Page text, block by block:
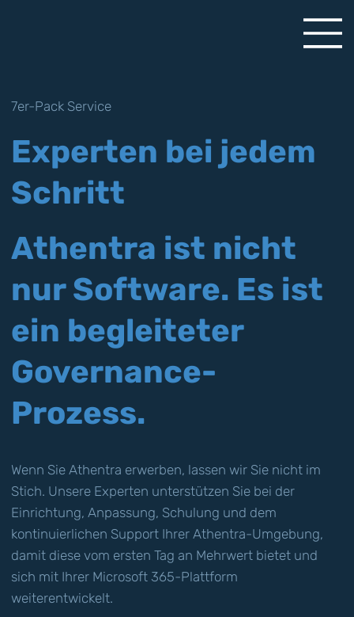
7er-Pack Service
Experten bei jedem
Schritt
Wenn Sie Athentra erwerben, lassen wir Sie nicht im
Stich. Unsere Experten unterstützen Sie bei der
Einrichtung, Anpassung, Schulung und dem
kontinuierlichen Support Ihrer Athentra-Umgebung,
damit diese vom ersten Tag an Mehrwert bietet und
sich mit Ihrer Microsoft 365-Plattform
weiterentwickelt.
Athentra ist nicht
nur Software. Es ist
ein begleiteter
Governance-
Prozess.